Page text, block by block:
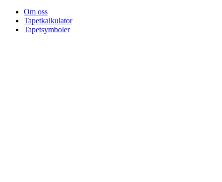
Om oss
Tapetkalkulator
Tapetsymboler